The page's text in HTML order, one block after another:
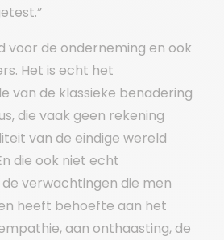
voor de onderneming en ook
Het is echt het
van de klassieke benadering
die vaak geen rekening
van de eindige wereld
die ook niet echt
verwachtingen die men
heeft behoefte aan het
aan onthaasting, de